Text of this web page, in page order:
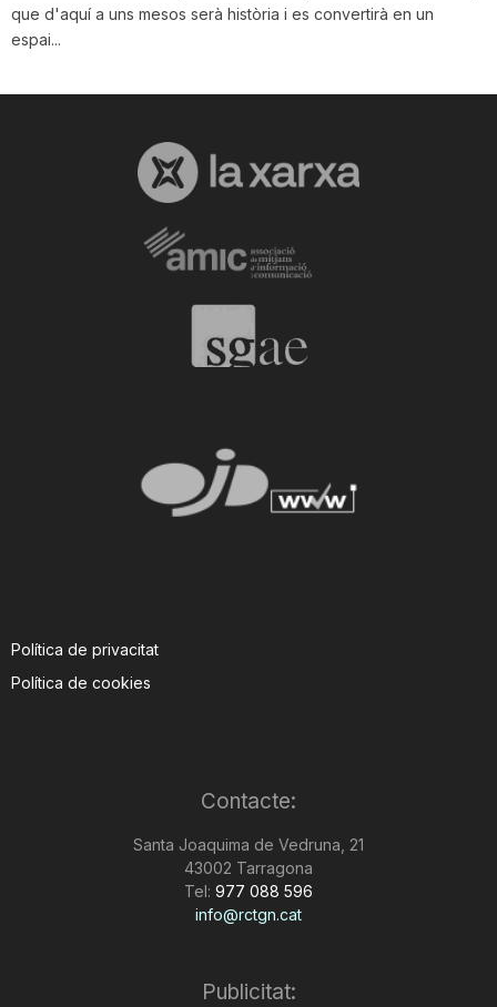
que d'aquí a uns mesos serà història i es convertirà en un
espai...
Política de privacitat
Política de cookies
Contacte:
Santa Joaquima de Vedruna, 21
43002 Tarragona
Tel: 977 088 596
info@rctgn.cat
Publicitat: